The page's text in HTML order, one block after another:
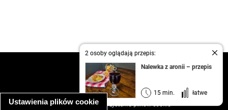
Ustawienia plików cookie
2 osoby oglądają przepis:
Nalewka z aronii – przepis
15 min. łatwe
kontakt
regulamin
informacja o prywatności
informacja o wykorzystaniu plików cookie